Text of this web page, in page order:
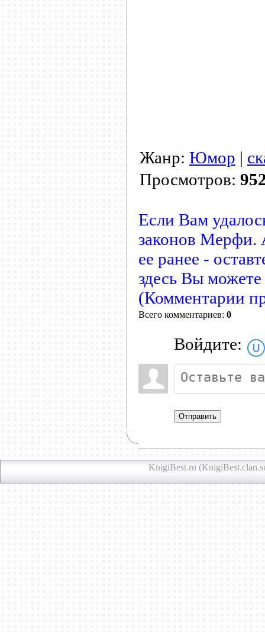
Жанр: Юмор |
Просмотров:
Если Вам
законов Мерфи.
ее ранее -
здесь Вы
(Комментарии
Всего комментариев: 0
Войдите:
Отправить
KnigiBest.ru